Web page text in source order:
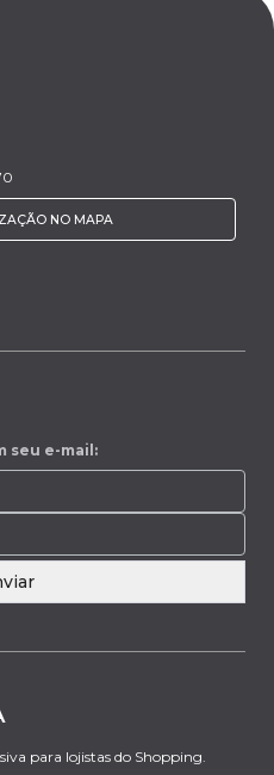
NO MAPA
seu e-mail:
para lojistas do Shopping.